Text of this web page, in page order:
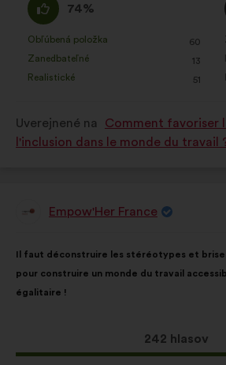
:
74%
Obľúbená položka
: 60
krát
Zanedbateľné
: 13
krát
Realistické
: 51
krát
Uverejnené na
Comment favoriser
l'inclusion dans le monde du travail
Empow'Her France
návrhu:
Il faut déconstruire les stéréotypes et
pour construire un monde du travail
égalitaire !
Tento
návrh
242 hlasov
rozdelením: